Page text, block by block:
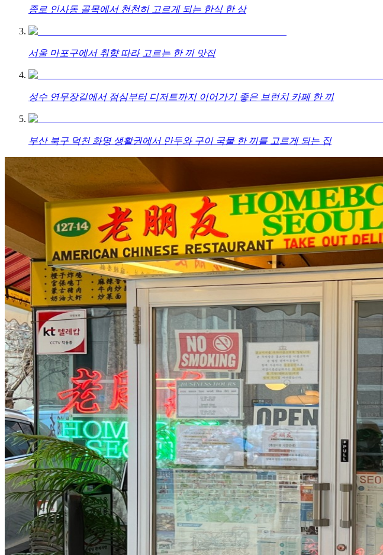
종로 인사동 골목에서 천천히 고르게 되는 한식 한 상
서울 마포구에서 취향 따라 고르는 한 끼 맛집
성수 연무장길에서 점심부터 디저트까지 이어가기 좋은 브런치 카페 한 끼
부산 북구 덕천 화명 생활권에서 만두와 구이 국물 한 끼를 고르게 되는 집